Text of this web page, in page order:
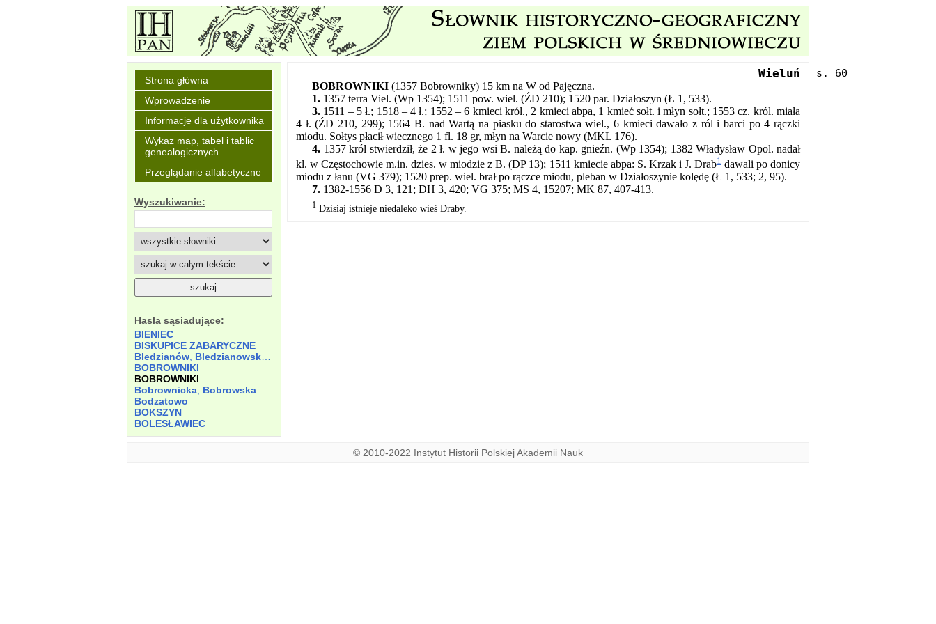
Strona główna
Wprowadzenie
Informacje dla użytkownika
Wykaz map, tabel i tablic
genealogicznych
Przeglądanie alfabetyczne
Wyszukiwanie:
Hasła sąsiadujące:
BIENIEC
BISKUPICE ZABARYCZNE
Bledzianów Bledzianowska Kuźnica
BOBROWNIKI
BOBROWNIKI
Bobrownicka Bobrowska Kuźnica
Bodzatowo
BOKSZYN
BOLESŁAWIEC
Wieluń
BOBROWNIKI (1357 Bobrowniky) 15 km na W od Pajęczna.
1. 1357 terra Viel. (Wp 1354); 1511 pow. wiel. (ŹD 210); 1520 par. Działoszyn (Ł 1, 533).
3. 1511 – 5 ł.; 1518 – 4 ł.; 1552 – 6 kmieci król., 2 kmieci abpa, 1 kmieć sołt. i młyn sołt.; 1553 cz. król. miała
4 ł. (ŹD 210, 299); 1564 B. nad Wartą na piasku do starostwa wiel., 6 kmieci dawało z ról i barci po 4 rączki
miodu. Sołtys płacił wiecznego 1 fl. 18 gr, młyn na Warcie nowy (MKL 176).
4. 1357 król stwierdził, że 2 ł. w jego wsi B. należą do kap. gnieźn. (Wp 1354); 1382 Władysław Opol. nadał
kl. w Częstochowie m.in. dzies. w miodzie z B. (DP 13); 1511 kmiecie abpa: S. Krzak i J. Drab1dawali po donicy
miodu z łanu (VG 379); 1520 prep. wiel. brał po rączce miodu, pleban w Działoszynie kolędę (Ł 1, 533; 2, 95).
7. 1382-1556 D 3, 121; DH 3, 420; VG 375; MS 4, 15207; MK 87, 407-413.
1 Dzisiaj istnieje niedaleko wieś Draby.
© 2010-2022 Instytut Historii Polskiej Akademii Nauk